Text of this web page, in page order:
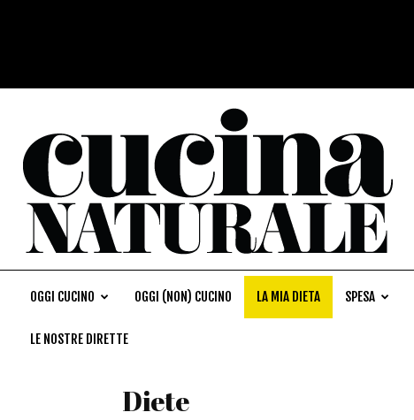
OGGI CUCINO OGGI (NON) CUCINO LA MIA DIETA SPESA
LE NOSTRE DIRETTE
Diete